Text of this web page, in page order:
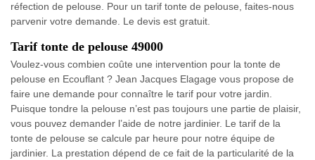
réfection de pelouse. Pour un tarif tonte de pelouse, faites-nous
parvenir votre demande. Le devis est gratuit.
Tarif tonte de pelouse 49000
Voulez-vous combien coûte une intervention pour la tonte de
pelouse en Ecouflant ? Jean Jacques Elagage vous propose de
faire une demande pour connaître le tarif pour votre jardin.
Puisque tondre la pelouse n’est pas toujours une partie de plaisir,
vous pouvez demander l’aide de notre jardinier. Le tarif de la
tonte de pelouse se calcule par heure pour notre équipe de
jardinier. La prestation dépend de ce fait de la particularité de la